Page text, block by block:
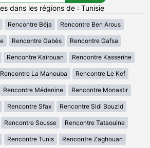
dans les régions de : Tunisie
Rencontre Béja Rencontre Ben Arous
Rencontre Gabès Rencontre Gafsa
Rencontre Kairouan Rencontre Kasserine
Rencontre La Manouba Rencontre Le Kef
Rencontre Médenine Rencontre Monastir
Rencontre Sfax Rencontre Sidi Bouzid
Rencontre Sousse Rencontre Tataouine
Rencontre Tunis Rencontre Zaghouan